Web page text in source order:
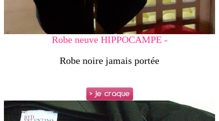
Robe neuve HIPPOCAMPE -
Robe noire jamais portée